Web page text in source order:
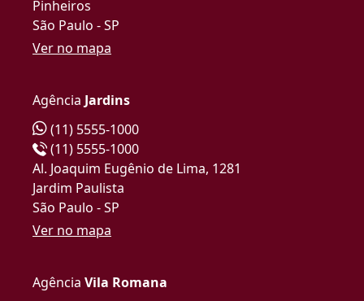
Pinheiros
São Paulo - SP
Ver no mapa
Agência Jardins
(11) 5555-1000
(11) 5555-1000
Al. Joaquim Eugênio de Lima, 1281
Jardim Paulista
São Paulo - SP
Ver no mapa
Agência Vila Romana